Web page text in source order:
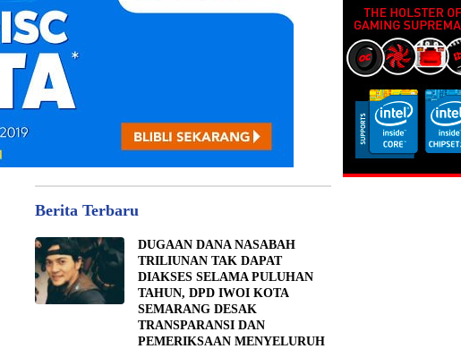
Berita Terbaru
DUGAAN DANA NASABAH
TRILIUNAN TAK DAPAT
DIAKSES SELAMA PULUHAN
TAHUN, DPD IWOI KOTA
SEMARANG DESAK
TRANSPARANSI DAN
PEMERIKSAAN MENYELURUH